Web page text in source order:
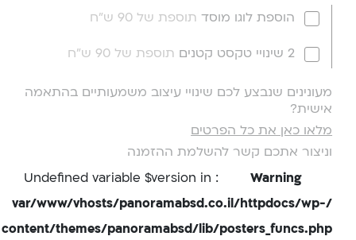
הוספת לוגו מוסד תוספת של 90 ש"ח
2 שינויי טקסט קטנים תוספת של 90 ש"ח
מעונינים שנבצע לכם שינויי עיצוב משמעותיים בהתאמה
אישית?
מלאו כאן את כל הפרטים
וניצור אתכם קשר להשלמת ההזמנה
Warning
: Undefined variable $version in
/var/www/vhosts/panoramabsd.co.il/httpdocs/wp-
content/themes/panoramabsd/lib/posters_funcs.php